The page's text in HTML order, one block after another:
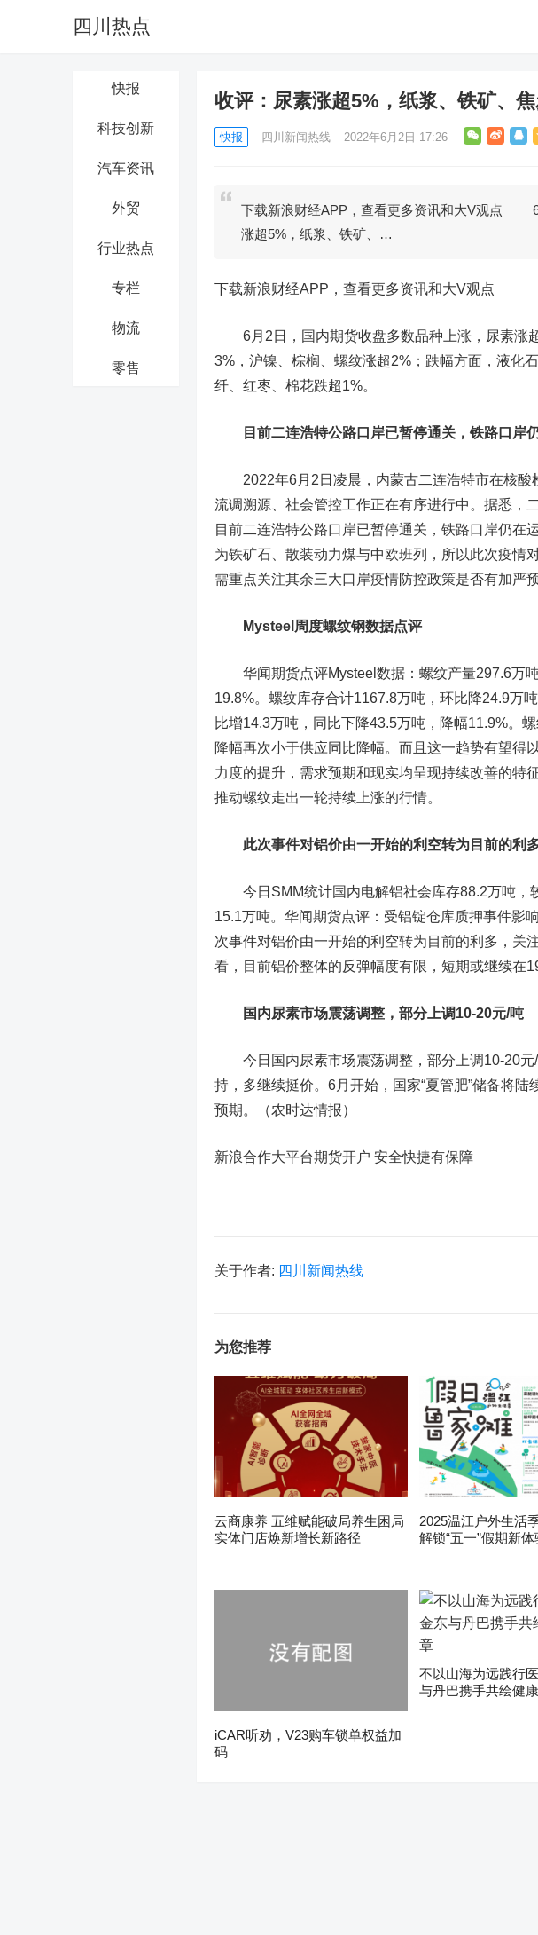
四川热点
快报
科技创新
汽车资讯
外贸
行业热点
专栏
物流
零售
收评：尿素涨超5%，纸浆、铁矿、
快报 四川新闻热线 2022年6月2日 17:26
下载新浪财经APP，查看更多资讯和大V观点 6
涨超5%，纸浆、铁矿、…
下载新浪财经APP，查看更多资讯和大V观点
6月2日，国内期货收盘多数品种上涨，尿素涨超
3%， 沪镍 棕榈 、螺纹涨超2%；跌幅方面，液化
纤、 红枣 棉花跌超1%。
目前二连浩特公路口岸已暂停通关，铁路口岸
2022年6月2日凌晨，内蒙古二连浩特市在核酸
流调溯源、社会管控工作正在有序进行中。据悉，
目前二连浩特公路口岸已暂停通关，铁路口岸仍在
为铁矿石、散装动力煤与中欧班列，所以此次疫情
需重点关注其余三大口岸疫情防控政策是否有加严
Mysteel周度螺纹钢数据点评
华闻期货点评Mysteel数据：螺纹产量297.6万
19.8%。螺纹库存合计1167.8万吨，环比降24.9万
比增14.3万吨，同比下降43.5万吨，降幅11.9%。
降幅再次小于供应同比降幅。而且这一趋势有望得
力度的提升，需求预期和现实均呈现持续改善的特
推动螺纹走出一轮持续上涨的行情。
此次事件对铝价由一开始的利空转为目前的利
今日SMM统计国内电解铝社会库存88.2万吨，
15.1万吨。华闻期货点评：受铝锭仓库质押事件影
次事件对铝价由一开始的利空转为目前的利多，关
看，目前铝价整体的反弹幅度有限，短期或继续在
国内尿素市场震荡调整，部分上调10-20元/吨
今日国内尿素市场震荡调整，部分上调10-20元/
持，多继续挺价。6月开始，国家“夏管肥”储备将
预期。（农时达情报）
新浪合作大平台期货开户 安全快捷有保障
关于作者: 四川新闻热线
为您推荐
云商康养 五维赋能破局养生困局
实体门店焕新增长新路径
2025温江户外生活
解锁“五一”假期新体
iCAR听劝，V23购车锁单权益加
码
不以山海为远践行
与丹巴携手共绘健